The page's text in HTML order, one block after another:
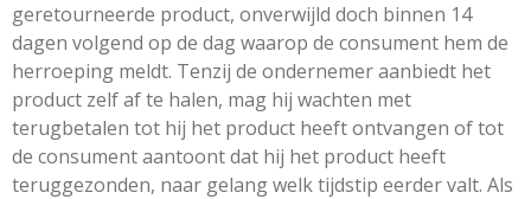
geretourneerde product, onverwijld doch binnen 14
dagen volgend op de dag waarop de consument hem de
herroeping meldt. Tenzij de ondernemer aanbiedt het
product zelf af te halen, mag hij wachten met
terugbetalen tot hij het product heeft ontvangen of tot
de consument aantoont dat hij het product heeft
teruggezonden, naar gelang welk tijdstip eerder valt. Als